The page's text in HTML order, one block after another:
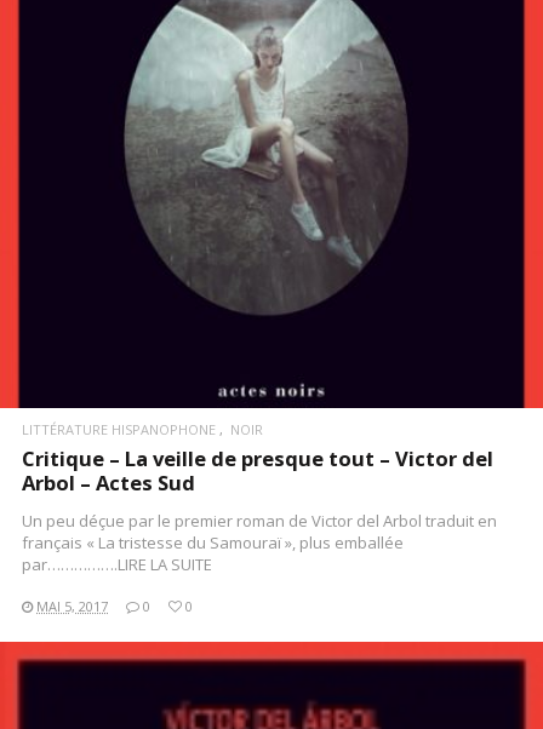
LIRE LA SUITE
LITTÉRATURE HISPANOPHONE NOIR
Critique – La veille de presque tout – Victor del
Arbol – Actes Sud
Un peu déçue par le premier roman de Victor del Arbol traduit en
français « La tristesse du Samouraï », plus emballée
par…………….LIRE LA SUITE
MAI 5, 2017 0 0